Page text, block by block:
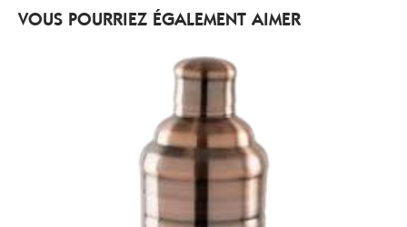
VOUS POURRIEZ ÉGALEMENT AIMER